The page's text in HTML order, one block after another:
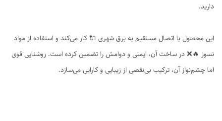
دارید.
این محصول با اتصال مستقیم به برق شهری 🔌 کار می‌کند و استفاده از مواد
نسوز 🔥❌ در ساخت آن، ایمنی و دوامش را تضمین کرده است. روشنایی قوی
اما چشم‌نواز آن، ترکیب بی‌نقصی از زیبایی و کارایی می‌سازد.